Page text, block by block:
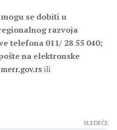
se dobitiu
razvoja
telefona 011/ 28 55 040;
na elektronske
ili
SLEDEĆE